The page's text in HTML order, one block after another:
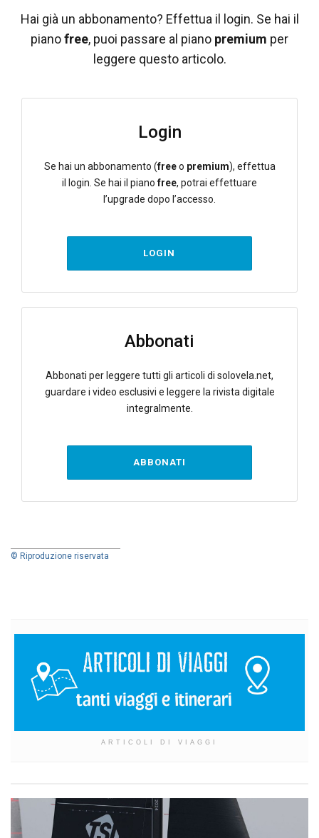
Hai già un abbonamento? Effettua il login. Se hai il
pianofree, puoi passare al piano premium per
leggere questo articolo.
Login
Se hai un abbonamento (freeo premium), effettua
il login. Se hai il pianofree, potrai effettuare
l’upgrade dopo l’accesso.
LOGIN
Abbonati
Abbonati per leggere tutti gli articoli di solovela.net,
guardare i video esclusivi e leggere la rivista digitale
integralmente.
ABBONATI
© Riproduzione riservata
ARTICOLI DI VIAGGI